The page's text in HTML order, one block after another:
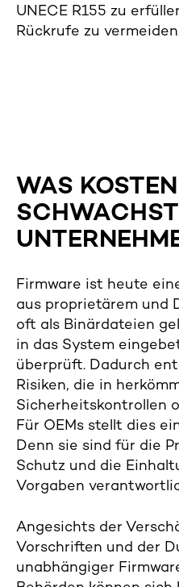
UNECE R155 zu
Rückrufe zu
WAS
Firmware ist heute
aus proprietärem und
oft als Binärdateien
in das System
überprüft. Dadurch
Risiken, die in
Sicherheitskontrollen
Für OEMs stellt dies
Denn sie sind für die
Schutz und die
Vorgaben
Angesichts der
Vorschriften und der
unabhängiger